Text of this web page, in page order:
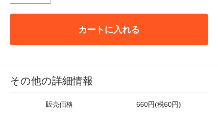
カートに入れる
その他の詳細情報
販売価格 660円(税60円)